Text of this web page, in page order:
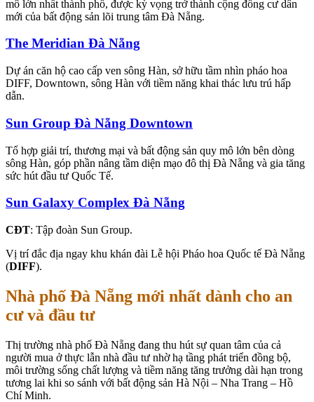
mô lớn nhất thành phố, được kỳ vọng trở thành cộng đồng cư dân
mới của bất động sản lõi trung tâm Đà Nẵng.
The Meridian Đà Nẵng
Dự án căn hộ cao cấp ven sông Hàn, sở hữu tầm nhìn pháo hoa
DIFF, Downtown, sông Hàn với tiềm năng khai thác lưu trú hấp
dẫn.
Sun Group Đà Nẵng Downtown
Tổ hợp giải trí, thương mại và bất động sản quy mô lớn bên dòng
sông Hàn, góp phần nâng tầm diện mạo đô thị Đà Nẵng và gia tăng
sức hút đầu tư Quốc Tế.
Sun Galaxy Complex Đà Nẵng
CĐT: Tập đoàn Sun Group.
Vị trí đắc địa ngay khu khán đài Lễ hội Pháo hoa Quốc tế Đà Nẵng
(DIFF).
Nhà phố Đà Nẵng mới nhất dành cho an
cư và đầu tư
Thị trường nhà phố Đà Nẵng đang thu hút sự quan tâm của cả
người mua ở thực lẫn nhà đầu tư nhờ hạ tầng phát triển đồng bộ,
môi trường sống chất lượng và tiềm năng tăng trưởng dài hạn trong
tương lai khi so sánh với bất động sản Hà Nội – Nha Trang – Hồ
Chí Minh.